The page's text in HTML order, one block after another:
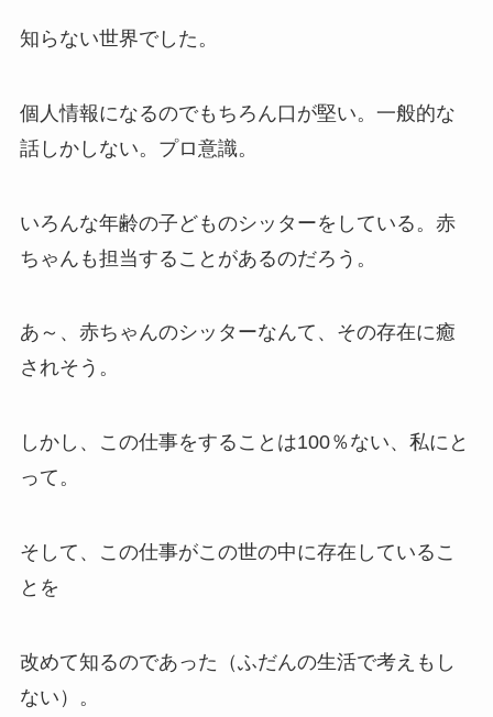
知らない世界でした。
個人情報になるのでもちろん口が堅い。一般的な
話しかしない。プロ意識。
いろんな年齢の子どものシッターをしている。赤
ちゃんも担当することがあるのだろう。
あ～、赤ちゃんのシッターなんて、その存在に癒
されそう。
しかし、この仕事をすることは100％ない、私にと
って。
そして、この仕事がこの世の中に存在しているこ
とを
改めて知るのであった（ふだんの生活で考えもし
ない）。